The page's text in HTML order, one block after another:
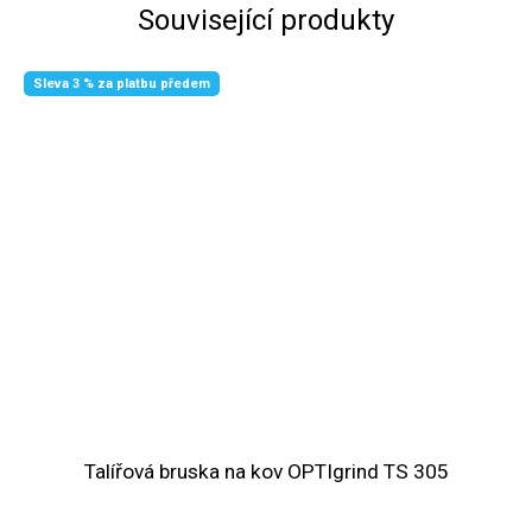
Související produkty
Sleva 3 % za platbu předem
Talířová bruska na kov OPTIgrind TS 305